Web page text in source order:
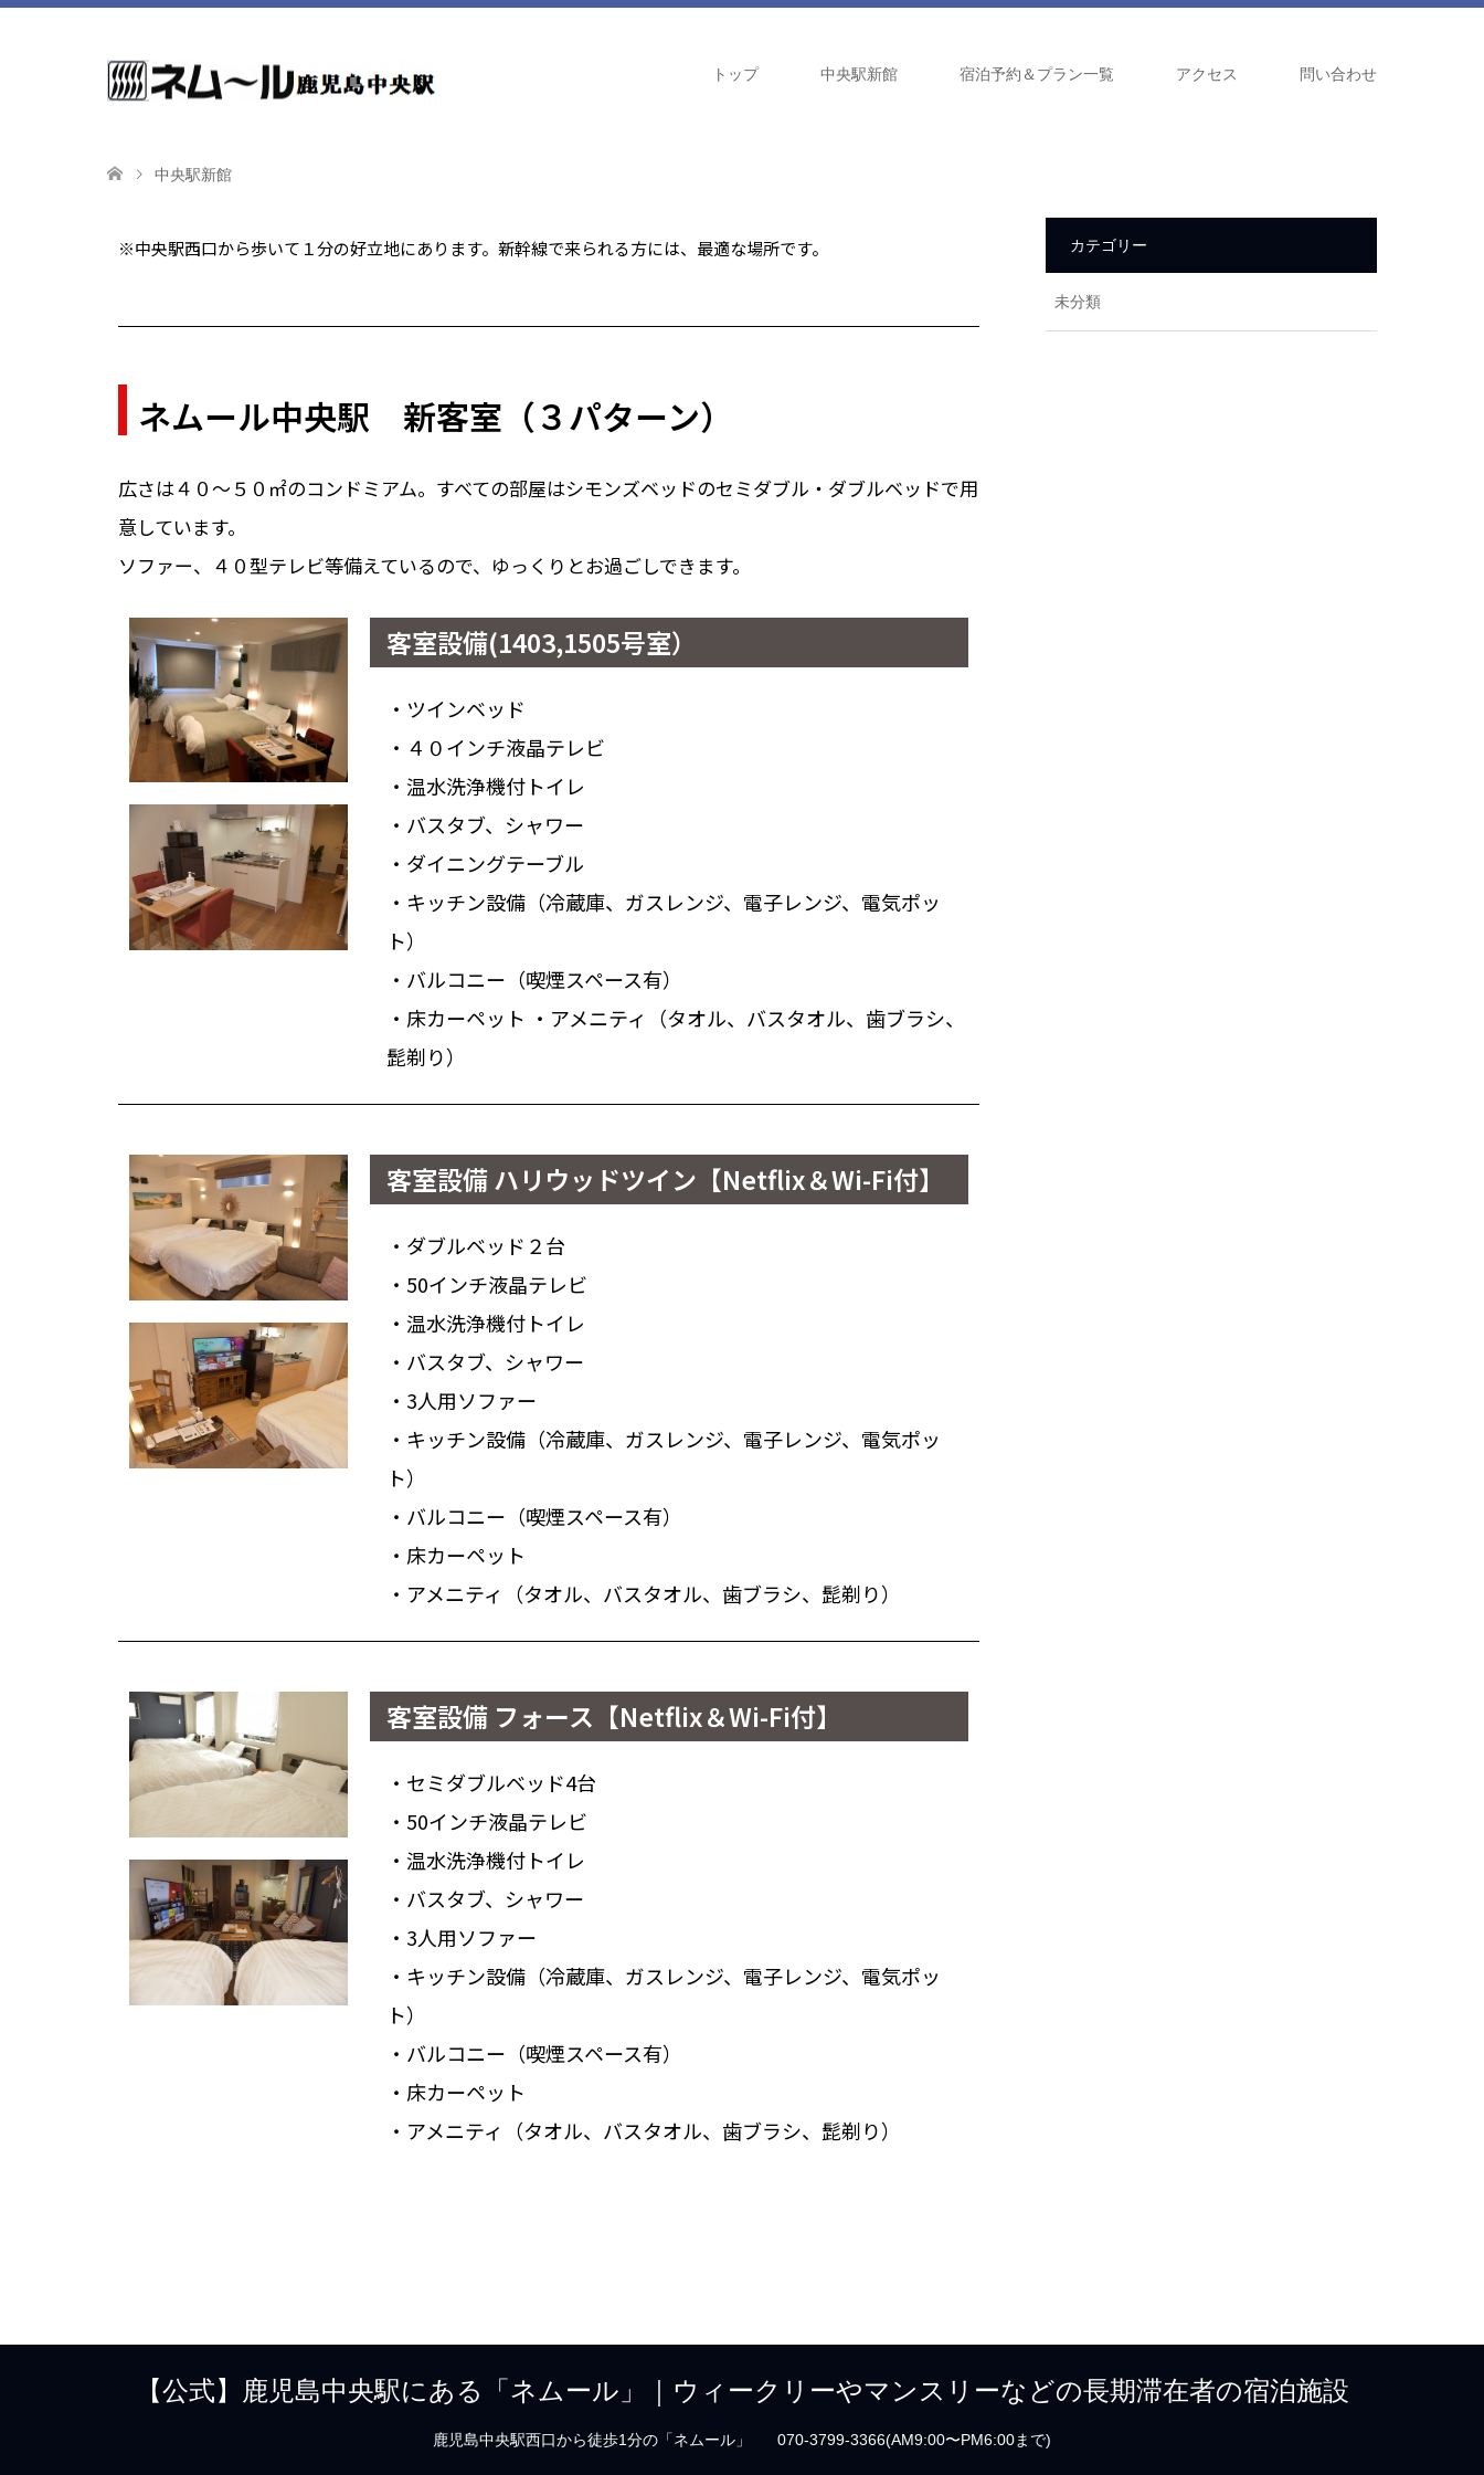
トップ 中央駅新館 宿泊予約＆プラン一覧 アクセス 問い合わせ
中央駅新館
※中央駅西口から歩いて１分の好立地にあります。新幹線で来られる方には、最適な場所です。
ネムール中央駅 新客室（３パターン）
広さは４０～５０㎡のコンドミアム。すべての部屋はシモンズベッドのセミダブル・ダブルベッドで用
意しています。
ソファー、４０型テレビ等備えているので、ゆっくりとお過ごしできます。
客室設備(1403,1505号室）
・ツインベッド
・４０インチ液晶テレビ
・温水洗浄機付トイレ
・バスタブ、シャワー
・ダイニングテーブル
・キッチン設備（冷蔵庫、ガスレンジ、電子レンジ、電気ポッ
ト）
・バルコニー（喫煙スペース有）
・床カーペット ・アメニティ（タオル、バスタオル、歯ブラシ、
髭剃り）
客室設備 ハリウッドツイン【Netflix＆Wi-Fi付】
・ダブルベッド２台
・50インチ液晶テレビ
・温水洗浄機付トイレ
・バスタブ、シャワー
・3人用ソファー
・キッチン設備（冷蔵庫、ガスレンジ、電子レンジ、電気ポッ
ト）
・バルコニー（喫煙スペース有）
・床カーペット
・アメニティ（タオル、バスタオル、歯ブラシ、髭剃り）
客室設備 フォース【Netflix＆Wi-Fi付】
・セミダブルベッド4台
・50インチ液晶テレビ
・温水洗浄機付トイレ
・バスタブ、シャワー
・3人用ソファー
・キッチン設備（冷蔵庫、ガスレンジ、電子レンジ、電気ポッ
ト）
・バルコニー（喫煙スペース有）
・床カーペット
・アメニティ（タオル、バスタオル、歯ブラシ、髭剃り）
カテゴリー
未分類
【公式】鹿児島中央駅にある「ネムール」｜ウィークリーやマンスリーなどの長期滞在者の宿泊施設
鹿児島中央駅西口から徒歩1分の「ネムール」 070-3799-3366(AM9:00〜PM6:00まで)